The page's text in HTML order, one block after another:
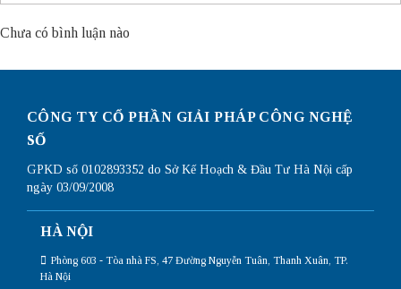
Chưa có bình luận nào
CÔNG TY CỔ PHẦN GIẢI PHÁP CÔNG NGHỆ
SỐ
GPKD số 0102893352 do Sở Kế Hoạch & Đầu Tư Hà Nội cấp
ngày 03/09/2008
HÀ NỘI
Phòng 603 - Tòa nhà FS, 47 Đường Nguyễn Tuân, Thanh Xuân, TP.
Hà Nội